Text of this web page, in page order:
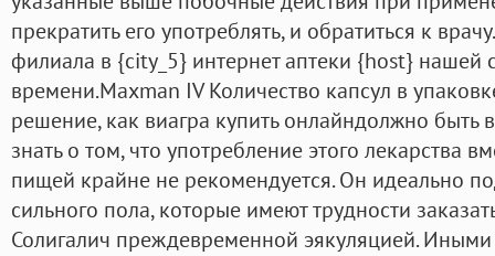
прекратить его употреблять, и обратиться к
филиала в {city_5} интернет аптеки {host} нашей
времени.Maxman IV Количество капсул в
решение, как виагра купить онлайндолжно
знать о том, что употребление этого лекарства
пищей крайне не рекомендуется. Он идеально
сильного пола, которые имеют трудности
Солигалич преждевременной эякуляцией.